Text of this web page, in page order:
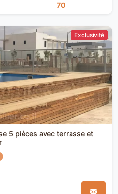
70
Exclusivité
5 pièces avec terrasse et